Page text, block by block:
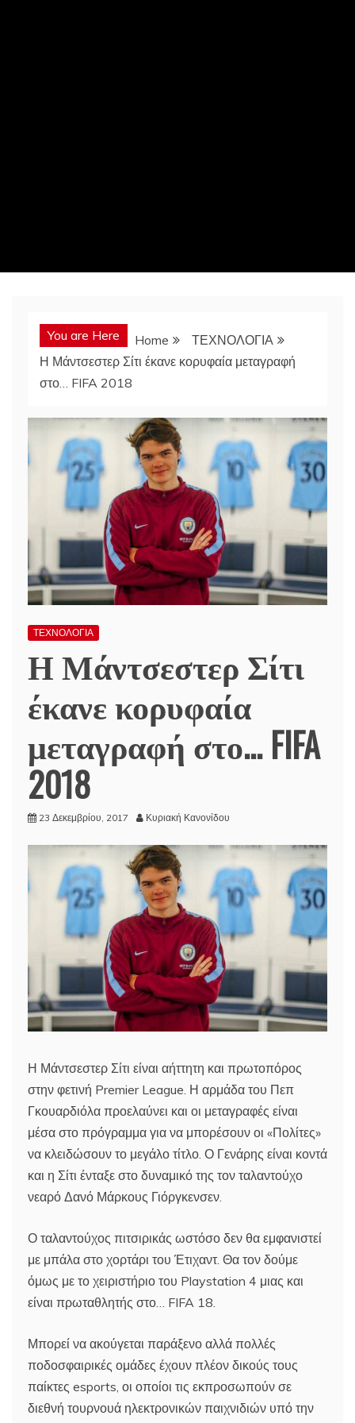
You are Here Home
ΤΕΧΝΟΛΟΓΙΑ
Η Μάντσεστερ Σίτι έκανε κορυφαία μεταγραφή
στο… FIFA 2018
ΤΕΧΝΟΛΟΓΙΑ
Η Μάντσεστερ Σίτι
έκανε κορυφαία
μεταγραφή στο… FIFA
2018
23 Δεκεμβρίου, 2017 Κυριακή Κανονίδου
Η Μάντσεστερ Σίτι είναι αήττητη και πρωτοπόρος
στην φετινή Premier League. Η αρμάδα του Πεπ
Γκουαρδιόλα προελαύνει και οι μεταγραφές είναι
μέσα στο πρόγραμμα για να μπορέσουν οι «Πολίτες»
να κλειδώσουν το μεγάλο τίτλο. Ο Γενάρης είναι κοντά
και η Σίτι ένταξε στο δυναμικό της τον ταλαντούχο
νεαρό Δανό Μάρκους Γιόργκενσεν.
Ο ταλαντούχος πιτσιρικάς ωστόσο δεν θα εμφανιστεί
με μπάλα στο χορτάρι του Έτιχαντ. Θα τον δούμε
όμως με το χειριστήριο του Playstation 4 μιας και
είναι πρωταθλητής στο… FIFA 18.
Μπορεί να ακούγεται παράξενο αλλά πολλές
ποδοσφαιρικές ομάδες έχουν πλέον δικούς τους
παίκτες esports, οι οποίοι τις εκπροσωπούν σε
διεθνή τουρνουά ηλεκτρονικών παιχνιδιών υπό την